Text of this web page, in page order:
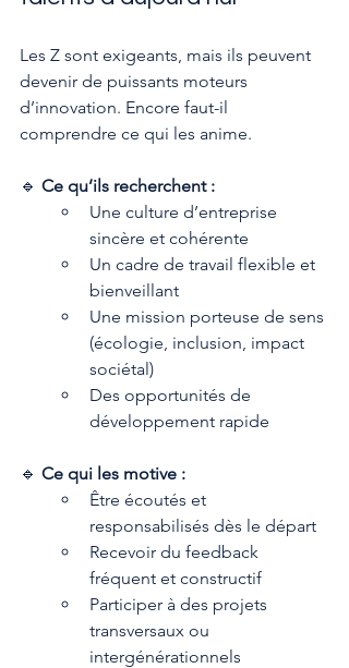
Les Z sont exigeants, mais ils peuvent
devenir de puissants moteurs
d’innovation. Encore faut-il
comprendre ce qui les anime.
🔹 Ce qu’ils recherchent :
Une culture d’entreprise
sincère et cohérente
Un cadre de travail flexible et
bienveillant
Une mission porteuse de sens
(écologie, inclusion, impact
sociétal)
Des opportunités de
développement rapide
🔹 Ce qui les motive :
Être écoutés et
responsabilisés dès le départ
Recevoir du feedback
fréquent et constructif
Participer à des projets
transversaux ou
intergénérationnels